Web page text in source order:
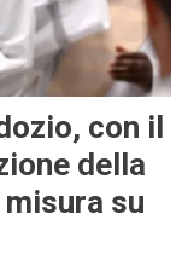
con il
della
su